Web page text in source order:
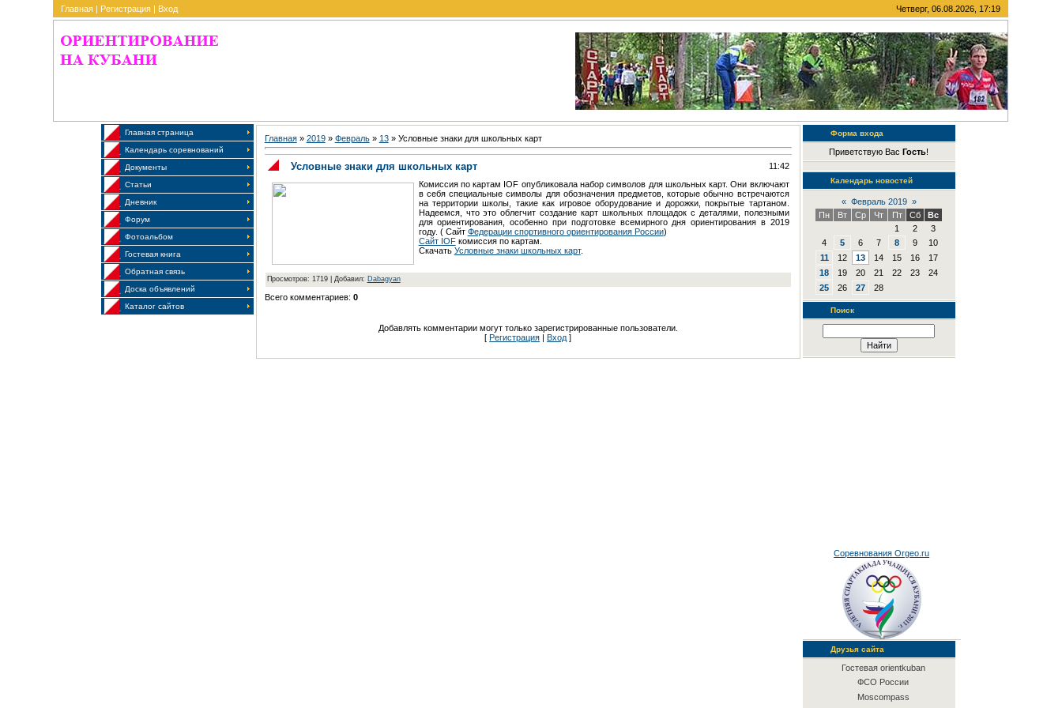
Главная | Регистрация | Вход Четверг, 06.08.2026, 17:19
Главная страница
Календарь соревнований
Документы
Статьи
Дневник
Форум
Фотоальбом
Гостевая книга
Обратная связь
Доска объявлений
Каталог сайтов
Главная» 2019 » Февраль » 13» Условные знаки для школьных карт
Условные знаки для школьных карт
11:42
Комиссия по картам IOF опубликовала набор символов для школьных карт. Они включают
в себя специальные символы для обозначения предметов, которые обычно встречаются
на территории школы, такие как игровое оборудование и дорожки, покрытые тартаном.
Надеемся, что это облегчит создание карт школьных площадок с деталями, полезными
для ориентирования, особенно при подготовке всемирного дня ориентирования в 2019
году. ( Сайт Федерации спортивного ориентирования России)
Сайт IOFкомиссия по картам.
Скачать Условные знаки школьных карт.
Просмотров: 1719 | Добавил: Dabagyan
Всего комментариев: 0
Добавлять комментарии могут только зарегистрированные пользователи.
[Регистрация |Вход ]
Форма входа
Приветствую ВасГость!
Календарь новостей
« Февраль 2019 »
Пн
Вт Ср Чт Пт Сб
Вс
1
2
3
4
5 6 7 8 9
10
11
12 13 14 15 16
17
18
19 20 21 22 23
24
25
26 27 28
Поиск
Соревнования Orgeo.ru
Друзья сайта
Гостевая orientkuban
ФСО России
Moscompass